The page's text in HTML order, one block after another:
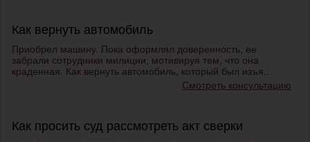
Как вернуть автомобиль
Приобрел машину. Пока оформлял доверенность, ее
забрали сотрудники милиции, мотивируя тем, что она
краденная. Как вернуть автомобиль, который был изъя...
Смотреть консультацию
Как просить суд рассмотреть акт сверки